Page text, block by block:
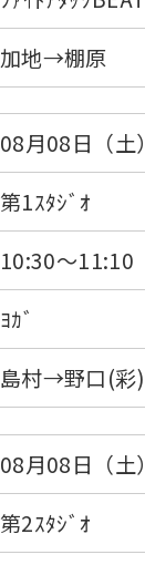
加地→棚原
08月08日（土）
第1ｽﾀｼﾞｵ
10:30～11:10
ﾖｶﾞ
島村→野口(彩)
08月08日（土）
第2ｽﾀｼﾞｵ